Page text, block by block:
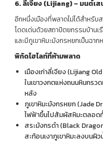
6.ลี่เจียง(Lijiang) – มนต์เส
อีกหนึ่งเมืองที่พลาดไม่ได้สำหรั
โดดเด่นด้วยสถาปัตยกรรมบ้านเ
และมีภูเขาหิมะมังกรหยกเป็นฉา
พิกัดไฮไลท์ที่ห้ามพลาด
เมืองเก่าลี่เจียง (Lijiang
ในเขาวงกตแห่งถนนหินกรว
หลัง
ภูเขาหิมะมังกรหยก (Jade
ไฟฟ้าขึ้นไปสัมผัสหิมะตลอด
สระมังกรดำ (Black
สะท้อนเงาภูเขาหิมะลงบนผิ